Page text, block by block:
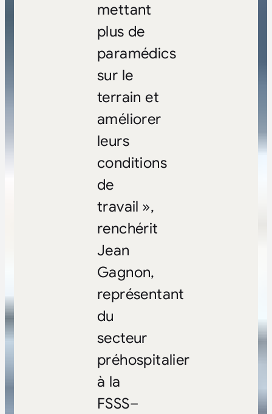
mettant
plus de
paramédics
sur le
terrain et
améliorer
leurs
conditions
de
travail »,
renchérit
Jean
Gagnon,
représentant
du
secteur
préhospitalier
à la
FSSS–